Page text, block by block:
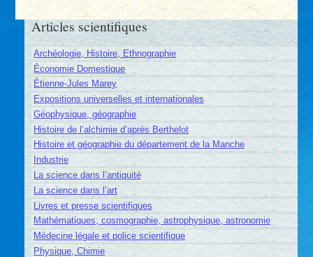
Articles scientifiques
Archéologie, Histoire, Ethnographie
Économie Domestique
Étienne-Jules Marey
Expositions universelles et internationales
Géophysique, géographie
Histoire de l’alchimie d’après Berthelot
Histoire et géographie du département de la Manche
Industrie
La science dans l’antiquité
La science dans l’art
Livres et presse scientifiques
Mathématiques, cosmographie, astrophysique, astronomie
Médecine légale et police scientifique
Physique, Chimie